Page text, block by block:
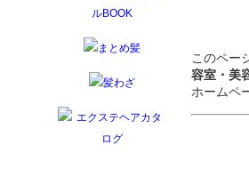
このペー
容室・美
ホームペ